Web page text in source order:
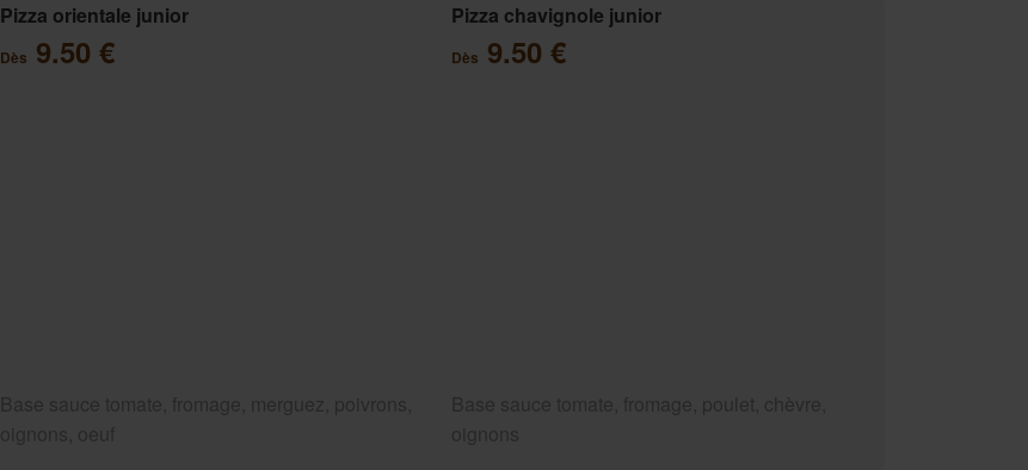
Pizza orientale junior
Dès 9.50 €
Pizza chavignole junior
Dès 9.50 €